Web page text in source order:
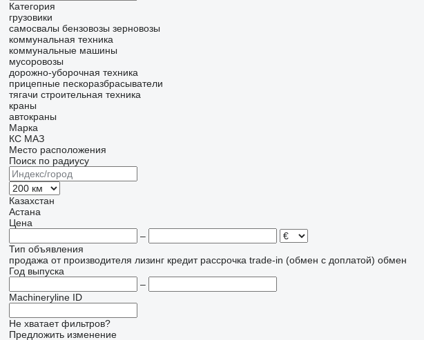
Категория
грузовики
самосвалы бензовозы зерновозы
коммунальная техника
коммунальные машины
мусоровозы
дорожно-уборочная техника
прицепные пескоразбрасыватели
тягачи строительная техника
краны
автокраны
Марка
КС МАЗ
Место расположения
Поиск по радиусу
Казахстан
Астана
Цена
–
Тип объявления
продажа от производителя лизинг кредит рассрочка trade-in (обмен с доплатой) обмен
Год выпуска
–
Machineryline ID
Не хватает фильтров?
Предложить изменение